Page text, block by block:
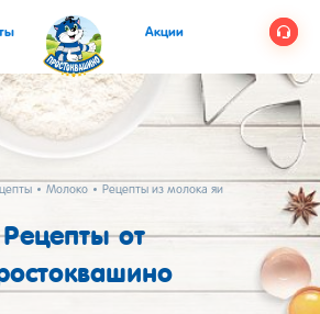
Акции
Молоко Рецепты из молока яиц и муки
Рецепты от